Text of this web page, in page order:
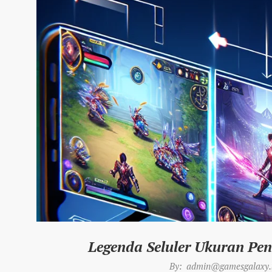
Legenda Seluler Ukuran
By: